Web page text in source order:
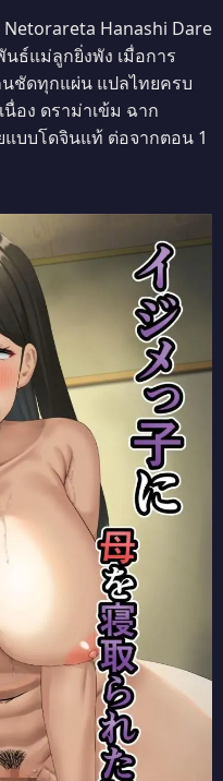
Hanashi Dare
ธ์แม่ลูกยิ่งพัง เมื่อการ
นชัดทุกแผ่น แปลไทยครบ
นื่อง ดราม่าเข้ม ฉาก
บบโดจินแท้ ต่อจากตอน 1